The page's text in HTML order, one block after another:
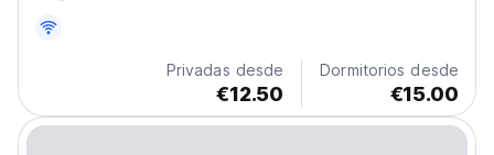
Privadas desde
€12.50
Dormitorios desde
€15.00